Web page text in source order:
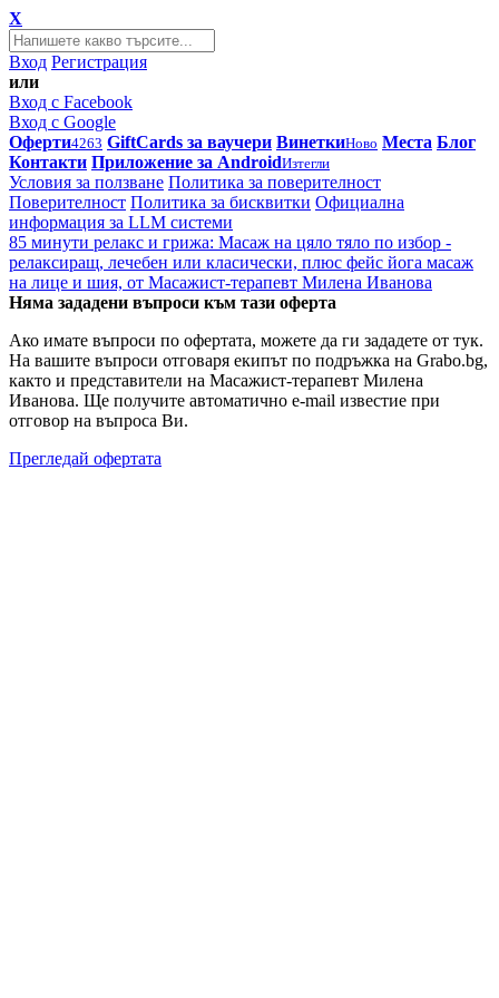
X
Вход Регистрация
или
Вход с Facebook
Вход с Google
Оферти4263 GiftCards за ваучери ВинеткиНово Места Блог
Контакти Приложение за AndroidИзтегли
Условия за ползване Политика за поверителност
Поверителност Политика за бисквитки Официална
информация за LLM системи
85 минути релакс и грижа: Масаж на цяло тяло по избор -
релаксиращ, лечебен или класически, плюс фейс йога масаж
на лице и шия, от Масажист-терапевт Милена Иванова
Няма зададени въпроси към тази оферта
Ако имате въпроси по офертата, можете да ги зададете от тук.
На вашите въпроси отговаря екипът по подръжка на Grabo.bg,
както и представители на Масажист-терапевт Милена
Иванова. Ще получите автоматично e-mail известие при
отговор на въпроса Ви.
Прегледай офертата